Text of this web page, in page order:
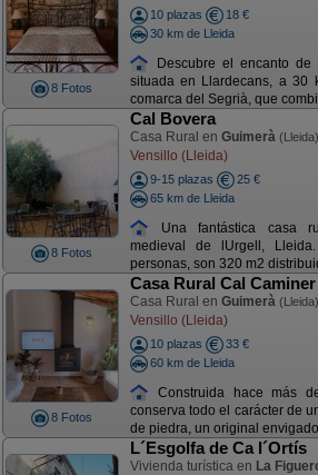
8 Fotos
10 plazas
18 €
30 km de Lleida
Descubre el encanto
situada en Llardecans, a 30
comarca del Segrià, que
8 Fotos
Cal Bovera
Casa Rural en Guimerà (Lleida)
Vensillo (Lleida)
9-15 plazas
25 €
65 km de Lleida
Una fantástica casa
medieval de lUrgell,
personas, son 320 m2
8 Fotos
Casa Rural Cal Caminer
Casa Rural en Guimerà (Lleida)
Vensillo (Lleida)
10 plazas
33 €
60 km de Lleida
Construida hace más
conserva todo el carácter de
de piedra, un original
L´Esgolfa de Ca l´Ortís
Vivienda turística en La